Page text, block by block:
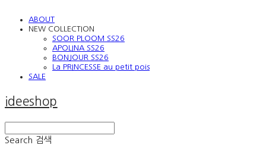
ABOUT
NEW COLLECTION
SOOR PLOOM SS26
APOLINA SS26
BONJOUR SS26
La PRINCESSE au petit pois
SALE
ideeshop
Search 검색